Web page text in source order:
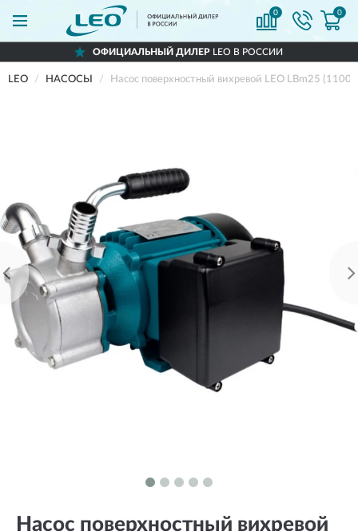
0 0
ОФИЦИАЛЬНЫЙ ДИЛЕРLEO В РОССИИ
LEO НАСОСЫ Насос поверхностный вихревой LEO LBm25
Насос поверхностный вихревой